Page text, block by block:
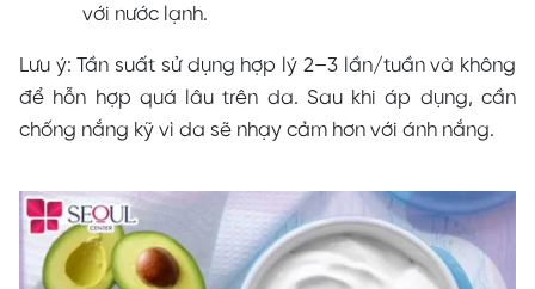
với nước lạnh.
Lưu ý: Tần suất sử dụng hợp lý 2–3 lần/tuần và không
để hỗn hợp quá lâu trên da. Sau khi áp dụng, cần
chống nắng kỹ vì da sẽ nhạy cảm hơn với ánh nắng.